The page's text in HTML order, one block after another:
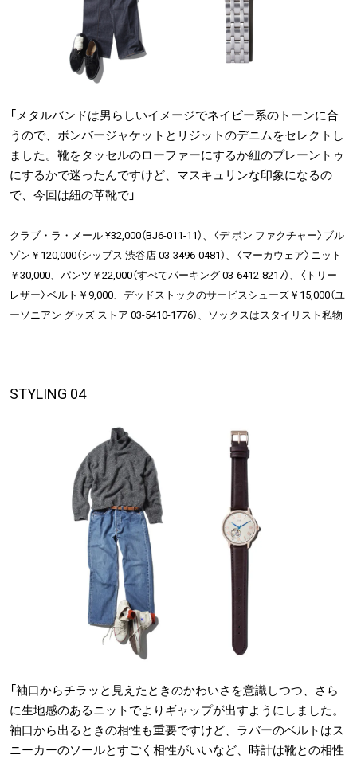
「メタルバンドは男らしいイメージでネイビー系のトーンに合
うので、ボンバージャケットとリジットのデニムをセレクトし
ました。靴をタッセルのローファーにするか紐のプレーントゥ
にするかで迷ったんですけど、マスキュリンな印象になるの
で、今回は紐の革靴で」
クラブ・ラ・メール ¥32,000（BJ6-011-11）、〈デ ボン ファクチャー〉ブル
ゾン￥120,000（シップス 渋谷店 03-3496-0481）、〈マーカウェア〉ニット
￥30,000、パンツ￥22,000（すべてパーキング 03-6412-8217）、〈トリー
レザー〉ベルト￥9,000、デッドストックのサービスシューズ￥15,000（ユ
ーソニアン グッズ ストア 03-5410-1776）、ソックスはスタイリスト私物
STYLING 04
「袖口からチラッと見えたときのかわいさを意識しつつ、さら
に生地感のあるニットでよりギャップが出すようにしました。
袖口から出るときの相性も重要ですけど、ラバーのベルトはス
ニーカーのソールとすごく相性がいいなど、時計は靴との相性